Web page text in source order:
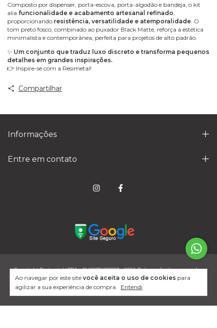
Ao navegar por este site você aceita o uso de cookies para
agilizar a sua experiência de compra. Entendi
Composto por dispenser, porta-escova, porta-algodão e bandeja, o kit
alia funcionalidade e acabamento artesanal refinado
proporcionando resistência, versatilidade e atemporalidade . O
tom preto fosco, combinado ao puxador Black Matte, reforça a estética
minimalista e contemporânea, perfeita para projetos de alto padrão.
✨ Um conjunto que traduz luxo discreto e transforma pequenos
detalhes em grandes inspirações.
👉 Inspire-se com a Resimetal!
Compartilhar
Informações
Entre em contato
Copyright Resimetal LTDA - 10428174000103 - 2026. Todos os direitos reservados.